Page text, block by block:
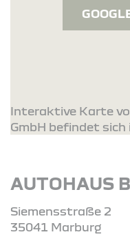
Interaktive Karte
GmbH befindet sich
AUTOHAUS
Siemensstraße 2
35041 Marburg